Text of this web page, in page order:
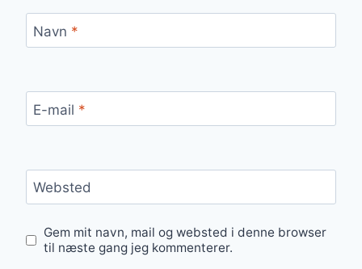
Navn *
E-mail *
Websted
Gem mit navn, mail og websted i denne browser
til næste gang jeg kommenterer.